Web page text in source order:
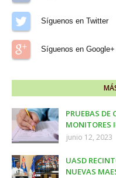
Síguenos en Twitter
Síguenos en Google+
PRUEBAS DE
MONITORES
junio 12, 2023
UASD
NUEVAS